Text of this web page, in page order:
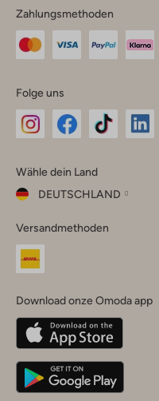
Zahlungsmethoden
Folge uns
Instagram
Facebook
TikTok
Wähle dein Land
DEUTSCHLAND
dein
Land
Belgique(Français)
Deutschland
Versandmethoden
Download onze Omoda app